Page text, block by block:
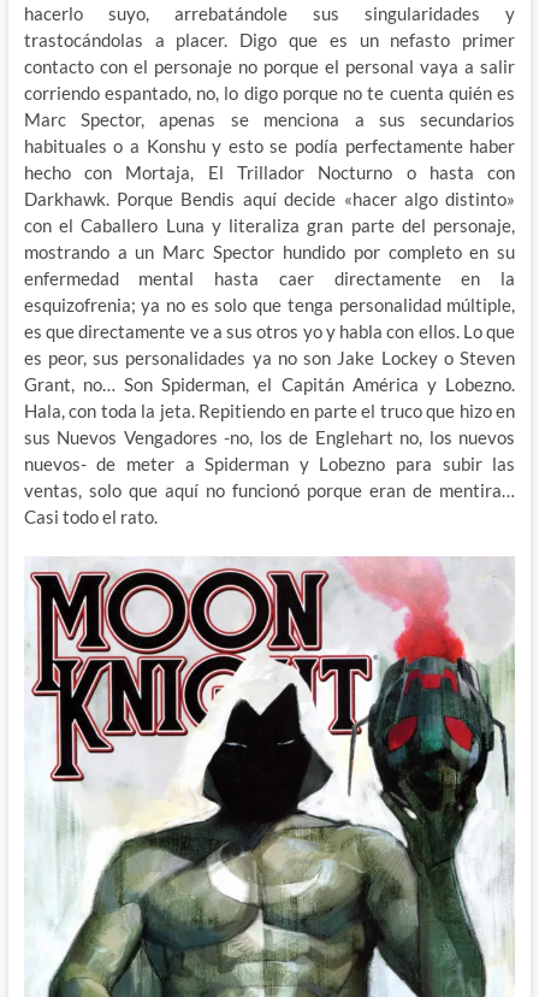
hacerlo suyo, arrebatándole sus singularidades y
trastocándolas a placer. Digo que es un nefasto primer
contacto con el personaje no porque el personal vaya a salir
corriendo espantado, no, lo digo porque no te cuenta quién es
Marc Spector, apenas se menciona a sus secundarios
habituales o a Konshu y esto se podía perfectamente haber
hecho con Mortaja, El Trillador Nocturno o hasta con
Darkhawk. Porque Bendis aquí decide «hacer algo distinto»
con el Caballero Luna y literaliza gran parte del personaje,
mostrando a un Marc Spector hundido por completo en su
enfermedad mental hasta caer directamente en la
esquizofrenia; ya no es solo que tenga personalidad múltiple,
es que directamente ve a sus otros yo y habla con ellos. Lo que
es peor, sus personalidades ya no son Jake Lockey o Steven
Grant, no… Son Spiderman, el Capitán América y Lobezno.
Hala, con toda la jeta. Repitiendo en parte el truco que hizo en
sus Nuevos Vengadores -no, los de Englehart no, los nuevos
nuevos- de meter a Spiderman y Lobezno para subir las
ventas, solo que aquí no funcionó porque eran de mentira…
Casi todo el rato.